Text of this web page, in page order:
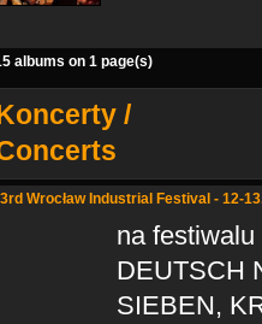
albums on 1 page(s)
/
3rd Wrocław Industrial Festival - 12-
na
DEUTSCH
SIEBEN,